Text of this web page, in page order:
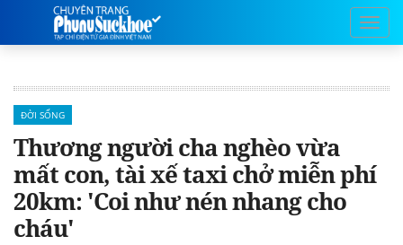
ĐỜI SỐNG
Thương người cha nghèo vừa
mất con, tài xế taxi chở miễn phí
20km: 'Coi như nén nhang cho
cháu'